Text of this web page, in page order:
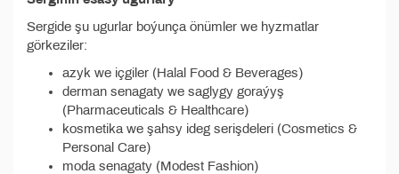
Sergide şu ugurlar boýunça önümler we hyzmatlar
görkeziler:
azyk we içgiler (Halal Food & Beverages)
derman senagaty we saglygy goraýyş
(Pharmaceuticals & Healthcare)
kosmetika we şahsy ideg serişdeleri (Cosmetics &
Personal Care)
moda senagaty (Modest Fashion)